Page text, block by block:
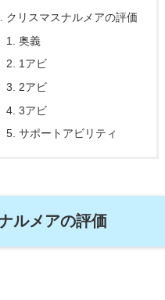
クリスマスナルメアの評価
奥義
1アビ
2アビ
3アビ
サポートアビリティ
ルメアの評価